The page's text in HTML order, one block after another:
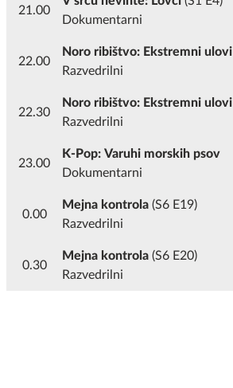
21.00
Dokumentarni
22.00
Noro ribištvo: Ekstremni ulovi
Razvedrilni
22.30
Noro ribištvo: Ekstremni ulovi
Razvedrilni
23.00
K-Pop: Varuhi morskih psov
Dokumentarni
0.00
Mejna kontrola (S6 E19)
Razvedrilni
0.30
Mejna kontrola (S6 E20)
Razvedrilni